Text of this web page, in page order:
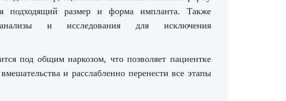
подходящий размер и форма импланта. Также
анализы и исследования для исключения
под общим наркозом, что позволяет пациентке
и расслабленно перенести все этапы